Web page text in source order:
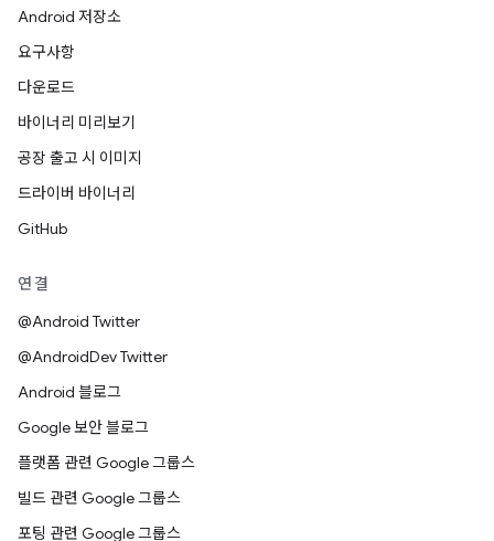
Android 저장소
요구사항
다운로드
바이너리 미리보기
공장 출고 시 이미지
드라이버 바이너리
GitHub
연결
@Android Twitter
@AndroidDev Twitter
Android 블로그
Google 보안 블로그
플랫폼 관련 Google 그룹스
빌드 관련 Google 그룹스
포팅 관련 Google 그룹스